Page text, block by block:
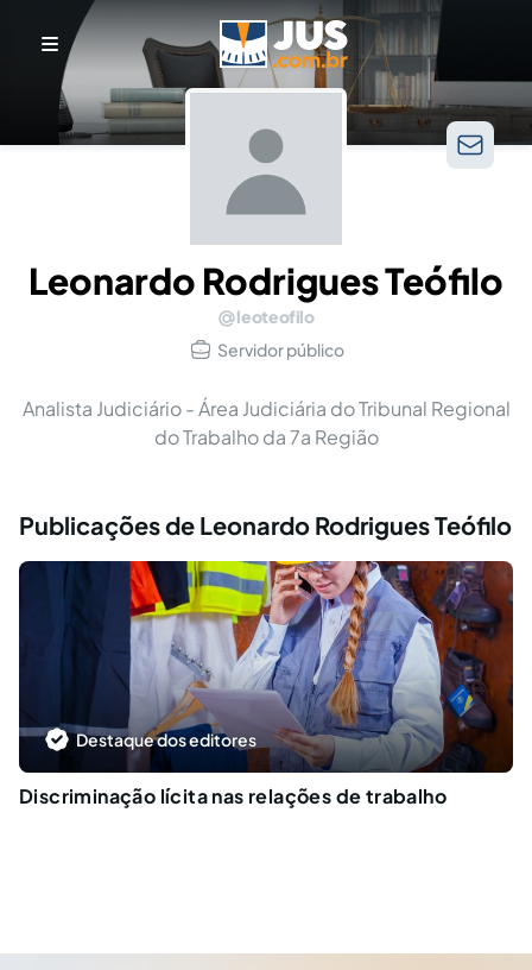
Leonardo Rodrigues Teófilo
leoteofilo
Servidor público
Analista Judiciário - Área Judiciária do Tribunal Regional
do Trabalho da 7a Região
Publicações de Leonardo Rodrigues Teófilo
Destaque dos editores
Discriminação lícita nas relações de trabalho